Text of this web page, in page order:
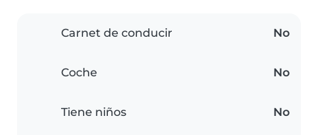
Carnet de conducir No
Coche No
Tiene niños No